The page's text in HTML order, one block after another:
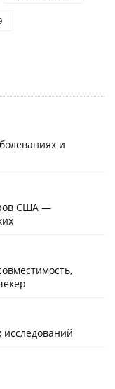
и
США —